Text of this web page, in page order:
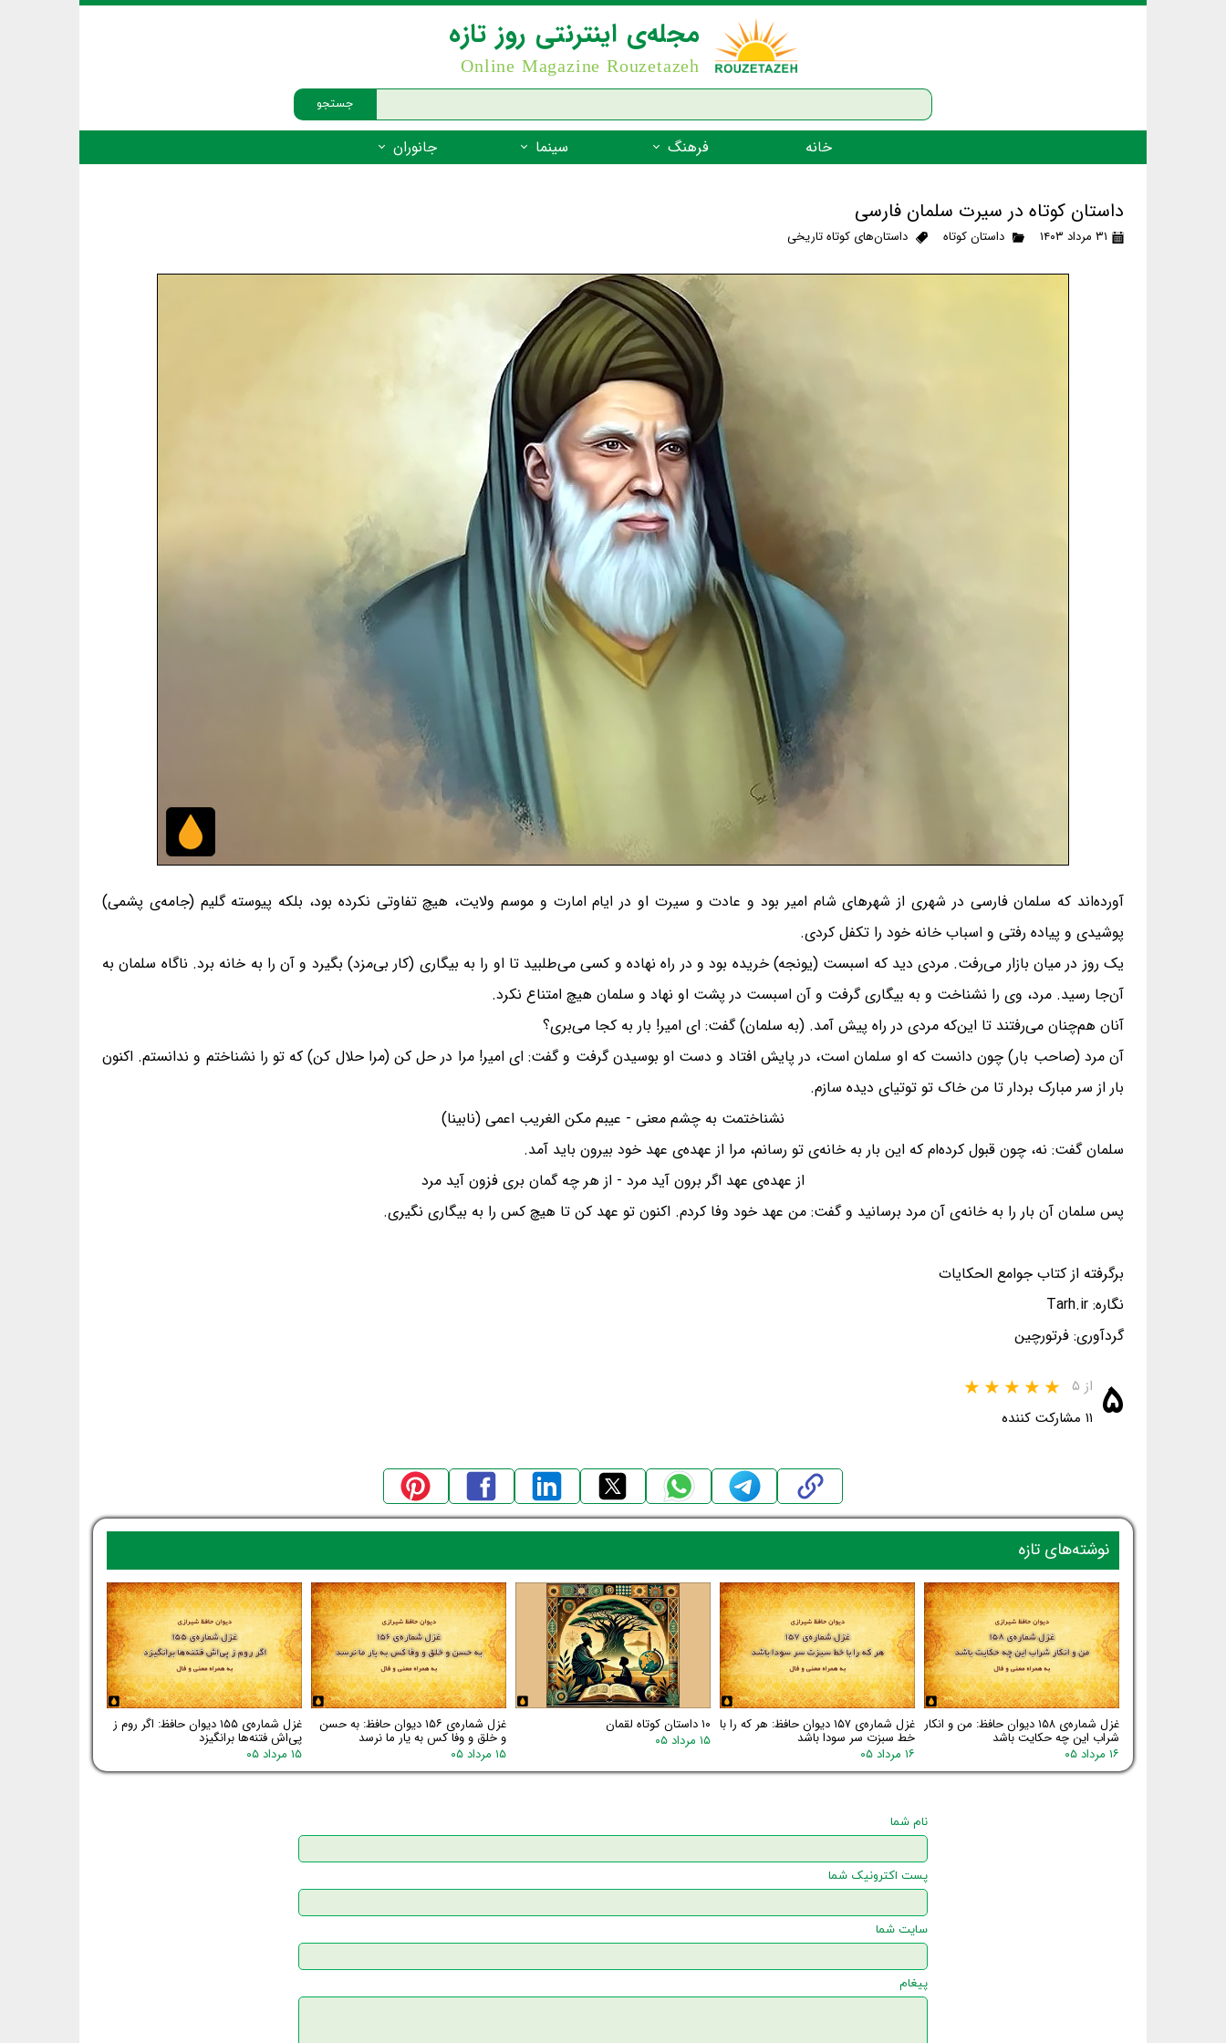
جستجو
مجله‌ی اینترنتی روز تازه
Online Magazine Rouzetazeh
خانه فرهنگ
ضرب المثل
شعر فارسی
زندگینامه‌ی بزرگان
گفتاورد
سینما جانوران
داستان کوتاه در سیرت سلمان فارسی
۳۱ مرداد ۱۴۰۳ داستان کوتاه داستان‌های کوتاه تاریخی
آورده‌اند که سلمان فارسی در شهری از شهرهای شام امیر بود و عادت و سیرت او در ایام امارت و موسم ولایت، هیچ تفاوتی نکرده بود، بلکه پیوسته گلیم (جامه‌ی پشمی)
پوشیدی و پیاده رفتی و اسباب خانه‌ خود را تکفل کردی.
یک روز در میان بازار می‌رفت. مردی دید که اسبست (یونجه) خریده بود و در راه نهاده و کسی می‌طلبید تا او را به بیگاری (کار بی‌مزد) بگیرد و آن را به خانه برد. ناگاه سلمان به
آن‌جا رسید. مرد، وی را نشناخت و به بیگاری گرفت و آن اسبست در پشت او نهاد و سلمان هیچ امتناع نکرد.
آنان هم‌چنان می‌رفتند تا این‌كه مردی در راه پیش آمد. (به سلمان) گفت: ای امیر! بار به کجا می‌بری؟
آن مرد (صاحب بار) چون دانست که او سلمان است، در پایش افتاد و دست او بوسیدن گرفت و گفت: ای امیر! مرا در حل کن (مرا حلال کن) که تو را نشناختم و ندانستم. اکنون
بار از سر مبارک بردار تا من خاک تو توتیای دیده سازم.
نشناختمت به چشم معنی - عیبم مکن الغریب اعمی (نابینا)
سلمان گفت: نه، چون قبول کرده‌ام که این بار به خانه‌ی‌ تو رسانم، مرا از عهده‌‌ی عهد خود بیرون باید آمد.
از عهده‌ی عهد اگر برون آید مرد - از هر چه گمان بری فزون آید مرد
پس سلمان آن بار را به خانه‌‌ی آن مرد برسانید و گفت: من عهد خود وفا کردم. اکنون تو عهد کن تا هیچ کس را به بیگاری نگیری.
برگرفته از کتاب جوامع الحکایات
نگاره: Tarh.ir
گردآوری: فرتورچین
۵ از ۵
۱۱ مشارکت کننده
غزل شماره‌ی ۱۵۸ دیوان حافظ: من و انکار
شراب این چه حکایت باشد
۱۶ مرداد ۰۵
غزل شماره‌ی ۱۵۷ دیوان حافظ: هر که را با
خط سبزت سر سودا باشد
۱۶ مرداد ۰۵
۱۰ داستان کوتاه لقمان
۱۵ مرداد ۰۵
غزل شماره‌ی ۱۵۶ دیوان حافظ: به حسن
و خلق و وفا کس به یار ما نرسد
۱۵ مرداد ۰۵
غزل شماره‌ی ۱۵۵ دیوان حافظ: اگر روم ز
پی‌اش فتنه‌ها برانگیزد
۱۵ مرداد ۰۵
نوشته‌های تازه
نام شما
پست اکترونیک شما
سایت شما
پیغام